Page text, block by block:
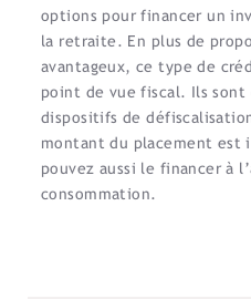
options pour financer un
la retraite. En plus de
avantageux, ce type de
point de vue fiscal. Ils sont
dispositifs de
montant du placement est
pouvez aussi le financer à
consommation.